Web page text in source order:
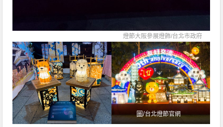
燈節大阪參展燈飾/台北市政府
圖/台北燈節官網